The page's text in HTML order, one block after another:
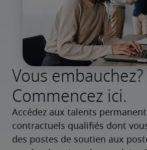
Vous embauchez?
Commencez ici.
Accédez aux talents
contractuels qualifiés dont
des postes de soutien aux